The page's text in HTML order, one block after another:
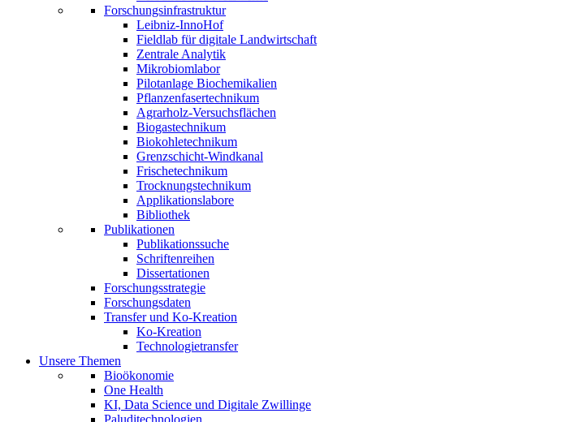
Forschungsinfrastruktur
Leibniz-InnoHof
Fieldlab für digitale Landwirtschaft
Zentrale Analytik
Mikrobiomlabor
Pilotanlage Biochemikalien
Pflanzenfasertechnikum
Agrarholz-Versuchsflächen
Biogastechnikum
Biokohletechnikum
Grenzschicht-Windkanal
Frischetechnikum
Trocknungstechnikum
Applikationslabore
Bibliothek
Publikationen
Publikationssuche
Schriftenreihen
Dissertationen
Forschungsstrategie
Forschungsdaten
Transfer und Ko-Kreation
Ko-Kreation
Technologietransfer
Unsere Themen
Bioökonomie
One Health
KI, Data Science und Digitale Zwillinge
Paluditechnologien